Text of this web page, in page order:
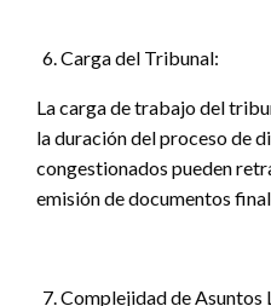
Carga del Tribunal:
La carga de trabajo del
la duración del proceso de
congestionados pueden
emisión de documentos
Complejidad de Asuntos